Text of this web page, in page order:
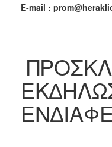
2015
2011
2006
E-mail :